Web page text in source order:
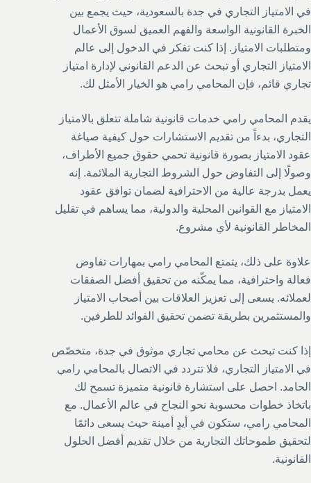
في الامتياز التجاري في جدة بالسعودية، حيث يجمع بين
الخبرة القانونية الواسعة والفهم العميق لسوق الأعمال
ومتطلبات الامتياز. إذا كنت تفكر في الدخول إلى عالم
الامتياز التجاري أو تبحث عن الدعم القانوني لإدارة امتياز
تجاري قائم، فإن المحامي رامي هو الخيار الأمثل لك.
يقدم المحامي رامي خدمات قانونية شاملة تتعلق بالامتياز
التجاري، بدءاً من تقديم الاستشارات حول كيفية صياغة
عقود الامتياز بصورة قانونية تحمي حقوق جميع الأطراف،
وصولًا إلى التفاوض حول الشروط التجارية الملائمة. إنه
يعمل بدرجة عالية من الاحترافية لضمان توافق عقود
الامتياز مع القوانين المحلية والدولية، مما يساهم في تقليل
المخاطر القانونية لأي مشروع.
علاوة على ذلك، يتمتع المحامي رامي بمهارات تفاوض
فعالة واحترافية، مما يمكّنه من تحقيق أفضل الصفقات
لعملائه. يسعى إلى تعزيز العلاقات بين أصحاب الامتياز
والمستثمرين بطريقة تضمن تحقيق الفوائد للطرفين.
إذا كنت تبحث عن محامي تجاري موثوق في جدة، متخصّص
في الامتياز التجاري، فلا تتردد في الاتصال بالمحامي رامي
الحامد. احصل على استشارة قانونية متميزة تسمح لك
باتخاذ خطوات محسوبة نحو النجاح في عالم الأعمال. مع
المحامي رامي، ستكون في أيدٍ أمينة حيث يسعى دائمًا
لتحقيق طموحاتك التجارية من خلال تقديم أفضل الحلول
القانونية.